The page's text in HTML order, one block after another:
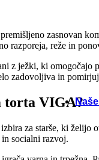
zasnovan
reže in
z ježki, ki
zadovoljiva in
torta VIGA?
za starše, ki
socialni razvoj.